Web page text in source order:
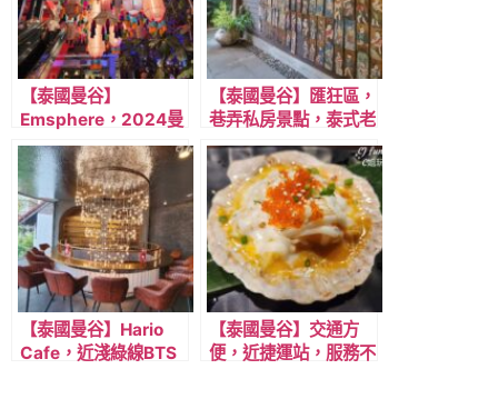
【泰國曼谷】
Emsphere，2024曼
谷最新購物商場/交通
攻略/商場特色/樓層簡
介/美食推薦/精選店
家，近BTS Phrom
Phong 澎蓬站
【泰國曼谷】匯狂區，
巷弄私房景點，泰式老
宅樹蔭咖啡廳
Taamjai Café
【泰國曼谷】Hario
Cafe，近淺綠線BTS
【泰國曼谷】交通方
便，近捷運站，服務不